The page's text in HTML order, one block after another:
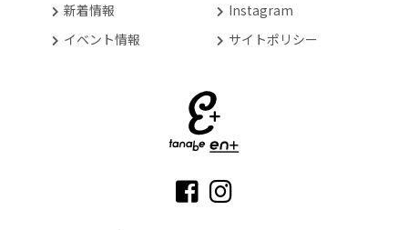
新着情報
イベント情報
Instagram
サイトポリシー